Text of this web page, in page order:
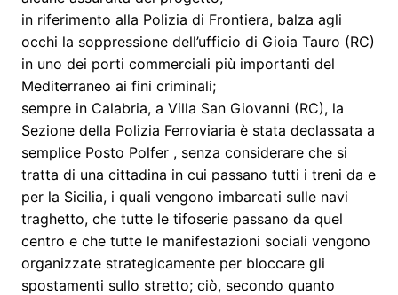
in riferimento alla Polizia di Frontiera, balza agli
occhi la soppressione dell’ufficio di Gioia Tauro (RC)
in uno dei porti commerciali più importanti del
Mediterraneo ai fini criminali;
sempre in Calabria, a Villa San Giovanni (RC), la
Sezione della Polizia Ferroviaria è stata declassata a
semplice Posto Polfer , senza considerare che si
tratta di una cittadina in cui passano tutti i treni da e
per la Sicilia, i quali vengono imbarcati sulle navi
traghetto, che tutte le tifoserie passano da quel
centro e che tutte le manifestazioni sociali vengono
organizzate strategicamente per bloccare gli
spostamenti sullo stretto; ciò, secondo quanto